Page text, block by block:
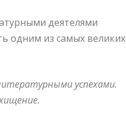
деятелями
одним из самых великих
успехами.